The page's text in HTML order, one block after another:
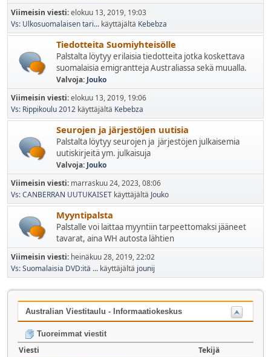
Viimeisin viesti:elokuu 13, 2019, 19:03
Vs: Ulkosuomalaisen tari... käyttäjältä Kebebza
Tiedotteita Suomiyhteisölle
Palstalta löytyy erilaisia tiedotteita jotka koskettava
suomalaisia emigrantteja Australiassa sekä muualla.
Valvoja: Jouko
Viimeisin viesti:elokuu 13, 2019, 19:06
Vs: Rippikoulu 2012 käyttäjältä Kebebza
Seurojen ja järjestöjen uutisia
Palstalta löytyy seurojen ja järjestöjen julkaisemia
uutiskirjeitä ym. julkaisuja
Valvoja: Jouko
Viimeisin viesti: marraskuu 24, 2023, 08:06
Vs: CANBERRAN UUTUKAISET käyttäjältä Jouko
Myyntipalsta
Palstalle voi laittaa myyntiin tarpeettomaksi jääneet
tavarat, aina WH autosta lähtien
Viimeisin viesti: heinäkuu 28, 2019, 22:02
Vs: Suomalaisia DVD:itä ... käyttäjältä jounij
Australian Viestitaulu - Informaatiokeskus
Tuoreimmat viestit
Viesti
Tekijä